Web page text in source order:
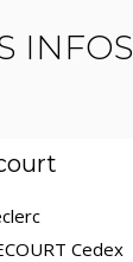
INFOS
Cedex